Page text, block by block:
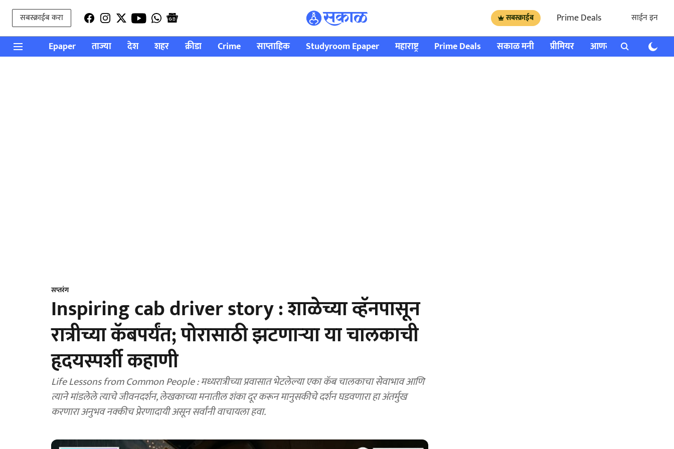
सबस्क्राईब करा सबस्क्राईब Prime Deals साईन इन
Epaper ताज्या देश शहर क्रीडा Crime साप्ताहिक Studyroom Epaper महाराष्ट्र Prime Deals सकाळ मनी प्रीमियर आणखी राशी भविष्य
सप्तरंग
Inspiring cab driver story : शाळेच्या व्हॅनपासून
रात्रीच्या कॅबपर्यंत; पोरासाठी झटणाऱ्या या चालकाची
हृदयस्पर्शी कहाणी
Life Lessons from Common People : मध्यरात्रीच्या प्रवासात भेटलेल्या एका कॅब चालकाचा सेवाभाव आणि
त्याने मांडलेले त्याचे जीवनदर्शन, लेखकाच्या मनातील शंका दूर करून मानुसकीचे दर्शन घडवणारा हा अंतर्मुख
करणारा अनुभव नक्कीच प्रेरणादायी असून सर्वांनी वाचायला हवा.